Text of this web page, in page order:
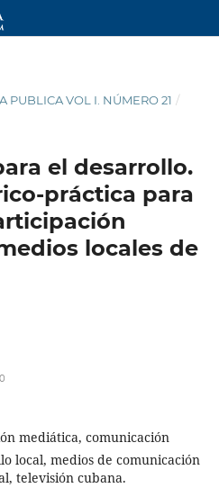
PUBLICA VOL I. NÚMERO 21 /
el desarrollo.
práctica para
locales de
mediática, comunicación
local, medios de comunicación
televisión cubana.